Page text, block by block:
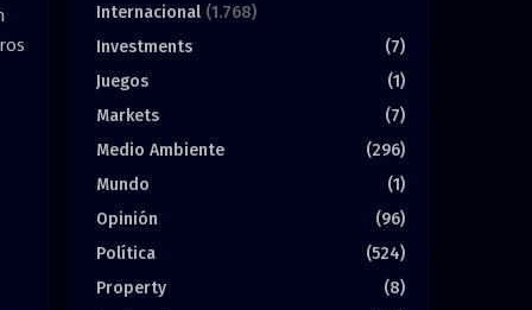
Internacional (1.768)
Investments
(7)
Juegos
(1)
Markets
(7)
Medio Ambiente
(296)
Mundo
(1)
Opinión
(96)
Política
(524)
Property
(8)